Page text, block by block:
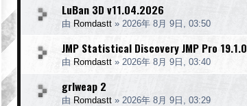
LuBan 3D v11.04.2026
由 Romdastt » 2026年 8月 9日, 03:50
JMP Statistical Discovery JMP Pro 19.1.0
由 Romdastt » 2026年 8月 9日, 03:40
grlweap 2
由 Romdastt » 2026年 8月 9日, 03:29